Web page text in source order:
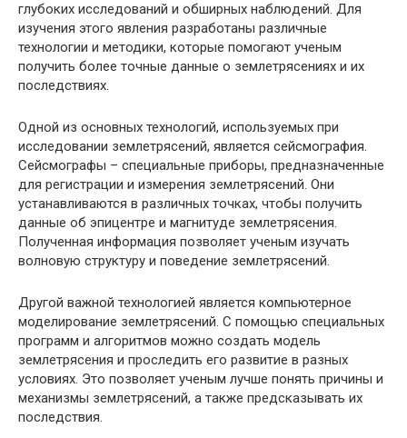
глубоких исследований и обширных наблюдений. Для
изучения этого явления разработаны различные
технологии и методики, которые помогают ученым
получить более точные данные о землетрясениях и их
последствиях.
Одной из основных технологий, используемых при
исследовании землетрясений, является сейсмография.
Сейсмографы – специальные приборы, предназначенные
для регистрации и измерения землетрясений. Они
устанавливаются в различных точках, чтобы получить
данные об эпицентре и магнитуде землетрясения.
Полученная информация позволяет ученым изучать
волновую структуру и поведение землетрясений.
Другой важной технологией является компьютерное
моделирование землетрясений. С помощью специальных
программ и алгоритмов можно создать модель
землетрясения и проследить его развитие в разных
условиях. Это позволяет ученым лучше понять причины и
механизмы землетрясений, а также предсказывать их
последствия.